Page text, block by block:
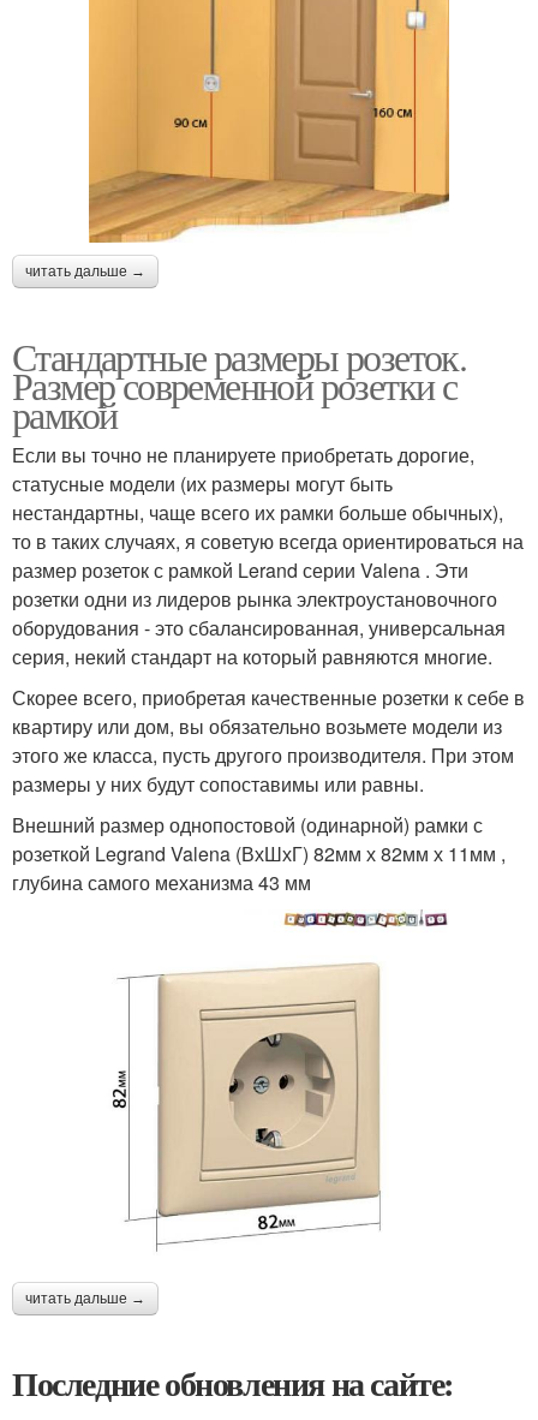
читать дальше →
Стандартные размеры розеток.
Размер современной розетки с
рамкой
Если вы точно не планируете приобретать дорогие,
статусные модели (их размеры могут быть
нестандартны, чаще всего их рамки больше обычных),
то в таких случаях, я советую всегда ориентироваться на
размер розеток с рамкой Lerand серии Valena . Эти
розетки одни из лидеров рынка электроустановочного
оборудования - это сбалансированная, универсальная
серия, некий стандарт на который равняются многие.
Скорее всего, приобретая качественные розетки к себе в
квартиру или дом, вы обязательно возьмете модели из
этого же класса, пусть другого производителя. При этом
размеры у них будут сопоставимы или равны.
Внешний размер однопостовой (одинарной) рамки с
розеткой Legrand Valena (ВхШхГ) 82мм х 82мм х 11мм ,
глубина самого механизма 43 мм
читать дальше →
Последние обновления на сайте: